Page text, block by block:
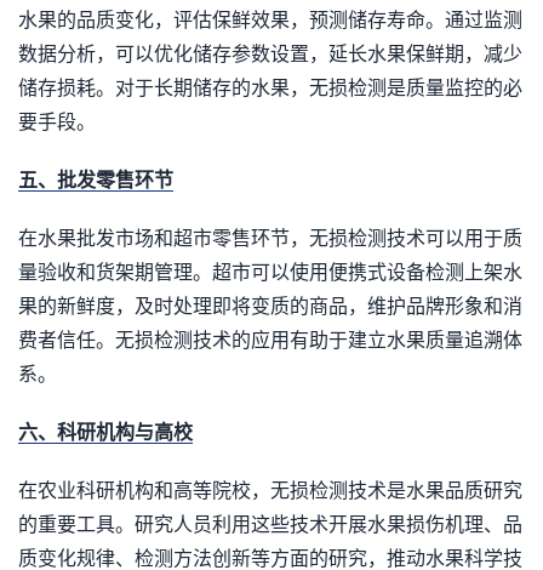
水果的品质变化，评估保鲜效果，预测储存寿命。通过监测
数据分析，可以优化储存参数设置，延长水果保鲜期，减少
储存损耗。对于长期储存的水果，无损检测是质量监控的必
要手段。
五、批发零售环节
在水果批发市场和超市零售环节，无损检测技术可以用于质
量验收和货架期管理。超市可以使用便携式设备检测上架水
果的新鲜度，及时处理即将变质的商品，维护品牌形象和消
费者信任。无损检测技术的应用有助于建立水果质量追溯体
系。
六、科研机构与高校
在农业科研机构和高等院校，无损检测技术是水果品质研究
的重要工具。研究人员利用这些技术开展水果损伤机理、品
质变化规律、检测方法创新等方面的研究，推动水果科学技